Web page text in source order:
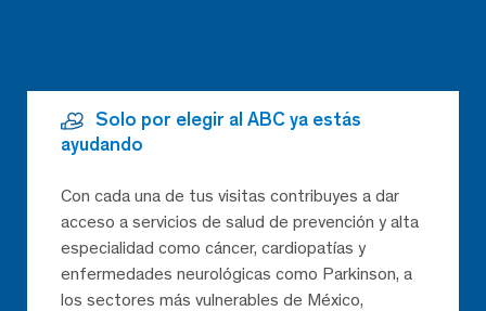
Solo por elegir al ABC ya estás
ayudando
Con cada una de tus visitas contribuyes a dar
acceso a servicios de salud de prevención y alta
especialidad como cáncer, cardiopatías y
enfermedades neurológicas como Parkinson, a
los sectores más vulnerables de México,